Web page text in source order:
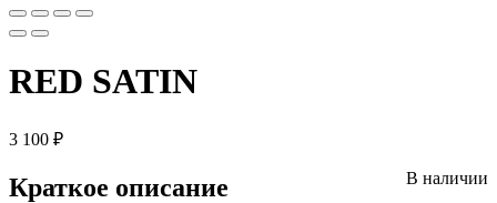
RED SATIN
3 100 ₽
В наличии
Краткое описание